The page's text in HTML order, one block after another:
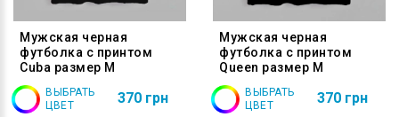
Мужская черная
футболка с принтом
Cuba размер M
ВЫБРАТЬ
ЦВЕТ
370 грн
Мужская черная
футболка с принтом
Queen размер M
ВЫБРАТЬ
ЦВЕТ
370 грн